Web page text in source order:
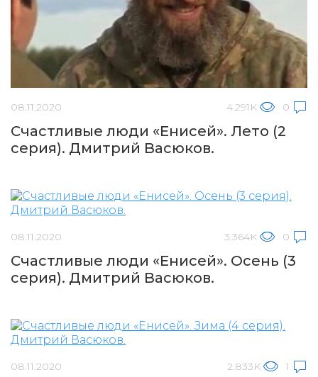
08.11.2020 4.291K 0
Счастливые люди «Енисей». Лето (2
серия). Дмитрий Васюков.
08.11.2020 3.364K 0
Счастливые люди «Енисей». Осень (3
серия). Дмитрий Васюков.
08.11.2020 2.833K 1